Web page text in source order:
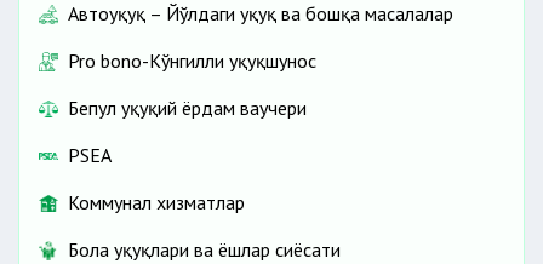
Автоҳуқуқ – Йўлдаги ҳуқуқ ва бошқа масалалар
Pro bono-Кўнгилли ҳуқуқшунос
Бепул ҳуқуқий ёрдам ваучери
PSEA
Коммунал хизматлар
Бола ҳуқуқлари ва ёшлар сиёсати